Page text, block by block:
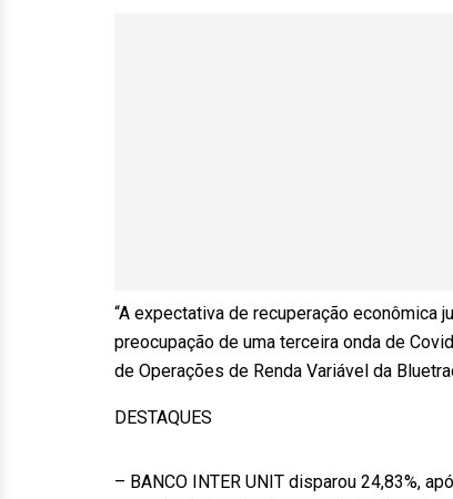
“A expectativa de recuperação econômica
preocupação de uma terceira onda de
de Operações de Renda Variável da
DESTAQUES
– BANCO INTER UNIT disparou 24,83%,